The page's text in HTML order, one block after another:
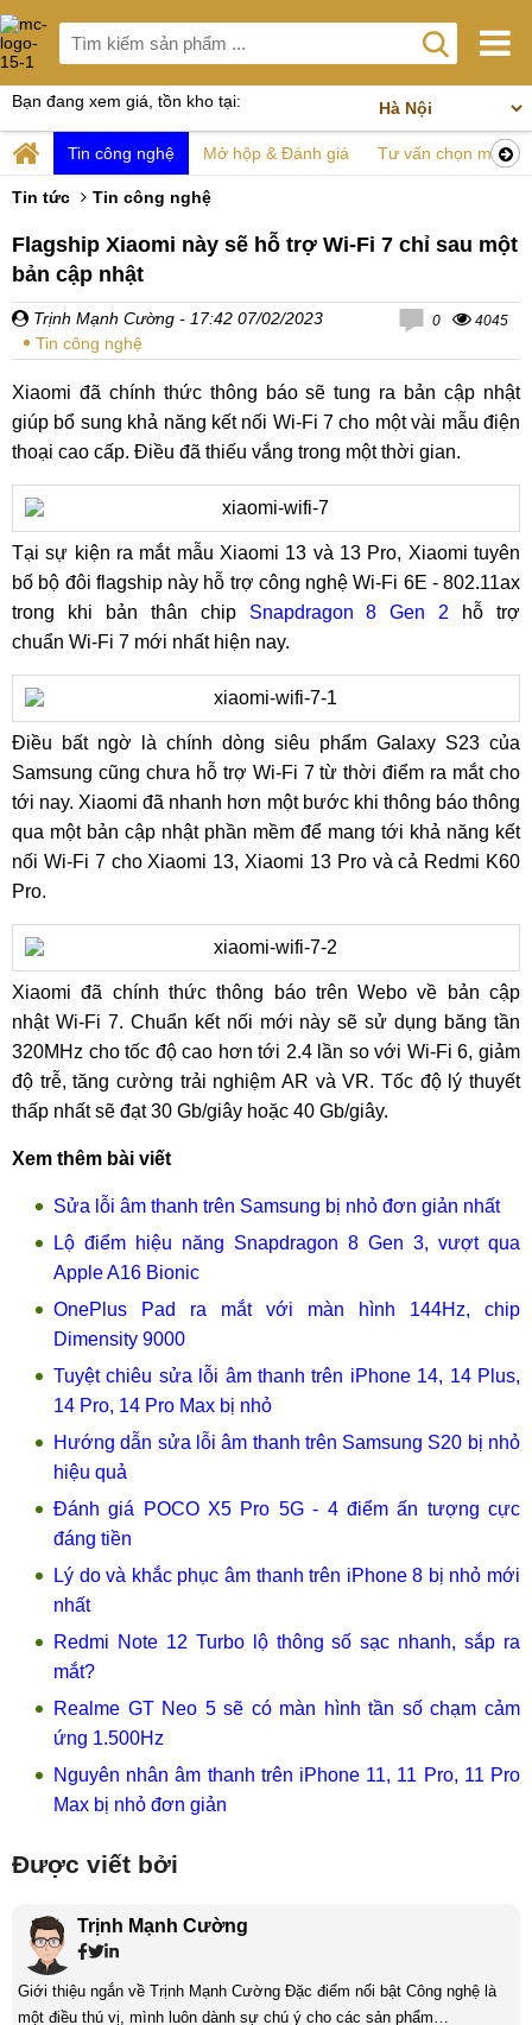
Bạn đang xem giá, tồn kho tại:
Tin công nghệ Mở hộp & Đánh giá Tư vấn chọn mua
Tin tức Tin công nghệ
Flagship Xiaomi này sẽ hỗ trợ Wi-Fi 7 chỉ sau một
bản cập nhật
Trịnh Mạnh Cường - 17:42 07/02/2023
Tin công nghệ
0 4045
Xiaomi đã chính thức thông báo sẽ tung ra bản cập nhật
giúp bổ sung khả năng kết nối Wi-Fi 7 cho một vài mẫu điện
thoại cao cấp. Điều đã thiếu vắng trong một thời gian.
Tại sự kiện ra mắt mẫu Xiaomi 13 và 13 Pro, Xiaomi tuyên
bố bộ đôi flagship này hỗ trợ công nghệ Wi-Fi 6E - 802.11ax
trong khi bản thân chip Snapdragon 8 Gen 2 hỗ trợ
chuẩn Wi-Fi 7 mới nhất hiện nay.
Điều bất ngờ là chính dòng siêu phẩm Galaxy S23 của
Samsung cũng chưa hỗ trợ Wi-Fi 7 từ thời điểm ra mắt cho
tới nay. Xiaomi đã nhanh hơn một bước khi thông báo thông
qua một bản cập nhật phần mềm để mang tới khả năng kết
nối Wi-Fi 7 cho Xiaomi 13, Xiaomi 13 Pro và cả Redmi K60
Pro.
Xiaomi đã chính thức thông báo trên Webo về bản cập
nhật Wi-Fi 7. Chuẩn kết nối mới này sẽ sử dụng băng tần
320MHz cho tốc độ cao hơn tới 2.4 lần so với Wi-Fi 6, giảm
độ trễ, tăng cường trải nghiệm AR và VR. Tốc độ lý thuyết
thấp nhất sẽ đạt 30 Gb/giây hoặc 40 Gb/giây.
Xem thêm bài viết
Sửa lỗi âm thanh trên Samsung bị nhỏ đơn giản nhất
Lộ điểm hiệu năng Snapdragon 8 Gen 3, vượt qua
Apple A16 Bionic
OnePlus Pad ra mắt với màn hình 144Hz, chip
Dimensity 9000
Tuyệt chiêu sửa lỗi âm thanh trên iPhone 14, 14 Plus,
14 Pro, 14 Pro Max bị nhỏ
Hướng dẫn sửa lỗi âm thanh trên Samsung S20 bị nhỏ
hiệu quả
Đánh giá POCO X5 Pro 5G - 4 điểm ấn tượng cực
đáng tiền
Lý do và khắc phục âm thanh trên iPhone 8 bị nhỏ mới
nhất
Redmi Note 12 Turbo lộ thông số sạc nhanh, sắp ra
mắt?
Realme GT Neo 5 sẽ có màn hình tần số chạm cảm
ứng 1.500Hz
Nguyên nhân âm thanh trên iPhone 11, 11 Pro, 11 Pro
Max bị nhỏ đơn giản
Được viết bởi
Trịnh Mạnh Cường
Giới thiệu ngắn về Trịnh Mạnh Cường Đặc điểm nổi bật Công nghệ là
một điều thú vị, mình luôn dành sự chú ý cho các sản phẩm